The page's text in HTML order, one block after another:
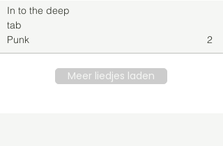
In to the deep
tab
Punk
2
Meer liedjes laden